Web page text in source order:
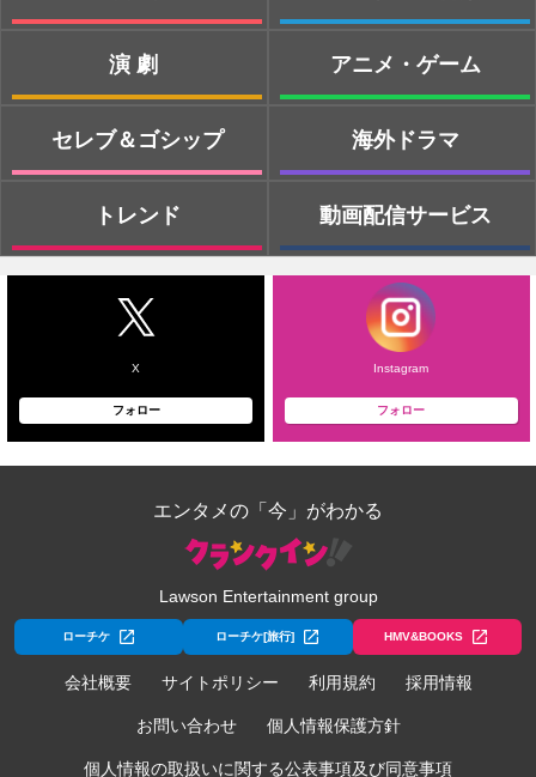
演劇
セレブ＆ゴシップ
トレンド
アニメ・ゲーム
海外ドラマ
動画配信サービス
X
フォロー
Instagram
フォロー
エンタメの「今」がわかる
Lawson Entertainment group
ローチケ ローチケ[旅行] HMV&BOOKS
会社概要 サイトポリシー 利用規約 採用情報
お問い合わせ 個人情報保護方針
個人情報の取扱いに関する公表事項及び同意事項